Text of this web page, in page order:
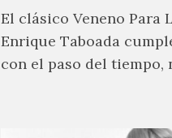
El clásico Veneno Para
Enrique Taboada
con el paso del tiempo,